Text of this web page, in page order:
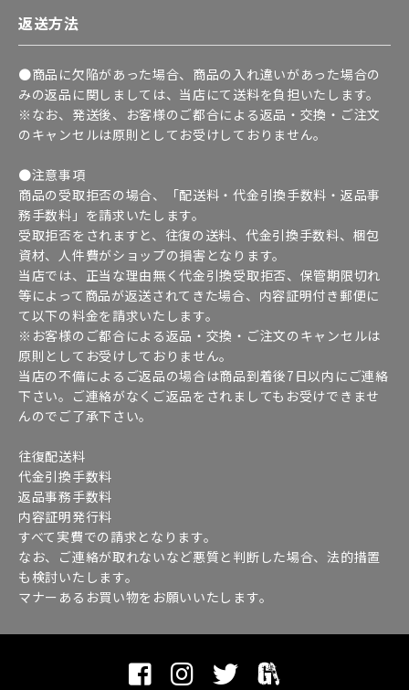
返送方法
●商品に欠陥があった場合、商品の入れ違いがあった場合の
みの返品に関しましては、当店にて送料を負担いたします。
※なお、発送後、お客様のご都合による返品・交換・ご注文
のキャンセルは原則としてお受けしておりません。
●注意事項
商品の受取拒否の場合、「配送料・代金引換手数料・返品事
務手数料」を請求いたします。
受取拒否をされますと、往復の送料、代金引換手数料、梱包
資材、人件費がショップの損害となります。
当店では、正当な理由無く代金引換受取拒否、保管期限切れ
等によって商品が返送されてきた場合、内容証明付き郵便に
て以下の料金を請求いたします。
※お客様のご都合による返品・交換・ご注文のキャンセルは
原則としてお受けしておりません。
当店の不備によるご返品の場合は商品到着後7日以内にご連絡
下さい。ご連絡がなくご返品をされましてもお受けできませ
んのでご了承下さい。
往復配送料
代金引換手数料
返品事務手数料
内容証明発行料
すべて実費での請求となります。
なお、ご連絡が取れないなど悪質と判断した場合、法的措置
も検討いたします。
マナーあるお買い物をお願いいたします。